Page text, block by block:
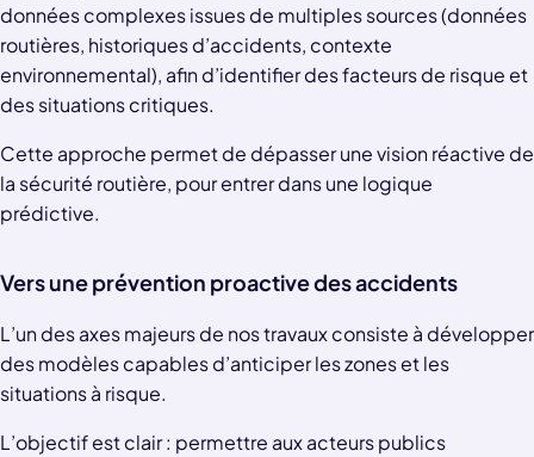
données complexes issues de multiples sources (données
routières, historiques d’accidents, contexte
environnemental), afin d’identifier des facteurs de risque et
des situations critiques.
Cette approche permet de dépasser une vision réactive de
la sécurité routière, pour entrer dans une logique
prédictive.
Vers une prévention proactive des accidents
L’un des axes majeurs de nos travaux consiste à développer
des modèles capables d’anticiper les zones et les
situations à risque.
L’objectif est clair : permettre aux acteurs publics